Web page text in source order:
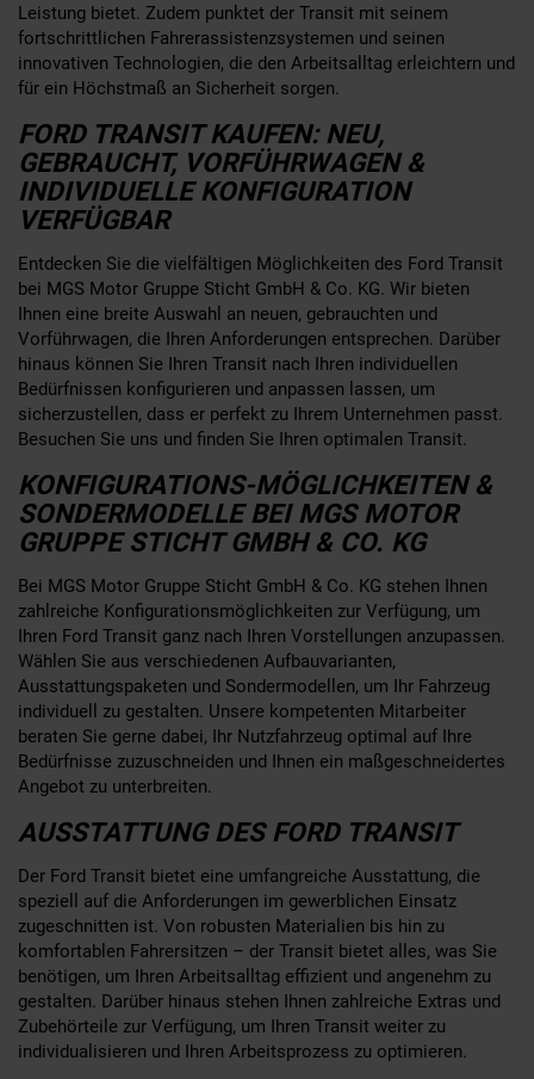
Leistung bietet. Zudem punktet der Transit mit seinem
fortschrittlichen Fahrerassistenzsystemen und seinen
innovativen Technologien, die den Arbeitsalltag erleichtern und
für ein Höchstmaß an Sicherheit sorgen.
FORD TRANSIT KAUFEN: NEU,
GEBRAUCHT, VORFÜHRWAGEN &
INDIVIDUELLE KONFIGURATION
VERFÜGBAR
Entdecken Sie die vielfältigen Möglichkeiten des Ford Transit
bei MGS Motor Gruppe Sticht GmbH & Co. KG. Wir bieten
Ihnen eine breite Auswahl an neuen, gebrauchten und
Vorführwagen, die Ihren Anforderungen entsprechen. Darüber
hinaus können Sie Ihren Transit nach Ihren individuellen
Bedürfnissen konfigurieren und anpassen lassen, um
sicherzustellen, dass er perfekt zu Ihrem Unternehmen passt.
Besuchen Sie uns und finden Sie Ihren optimalen Transit.
KONFIGURATIONS-MÖGLICHKEITEN &
SONDERMODELLE BEI MGS MOTOR
GRUPPE STICHT GMBH & CO. KG
Bei MGS Motor Gruppe Sticht GmbH & Co. KG stehen Ihnen
zahlreiche Konfigurationsmöglichkeiten zur Verfügung, um
Ihren Ford Transit ganz nach Ihren Vorstellungen anzupassen.
Wählen Sie aus verschiedenen Aufbauvarianten,
Ausstattungspaketen und Sondermodellen, um Ihr Fahrzeug
individuell zu gestalten. Unsere kompetenten Mitarbeiter
beraten Sie gerne dabei, Ihr Nutzfahrzeug optimal auf Ihre
Bedürfnisse zuzuschneiden und Ihnen ein maßgeschneidertes
Angebot zu unterbreiten.
AUSSTATTUNG DES FORD TRANSIT
Der Ford Transit bietet eine umfangreiche Ausstattung, die
speziell auf die Anforderungen im gewerblichen Einsatz
zugeschnitten ist. Von robusten Materialien bis hin zu
komfortablen Fahrersitzen – der Transit bietet alles, was Sie
benötigen, um Ihren Arbeitsalltag effizient und angenehm zu
gestalten. Darüber hinaus stehen Ihnen zahlreiche Extras und
Zubehörteile zur Verfügung, um Ihren Transit weiter zu
individualisieren und Ihren Arbeitsprozess zu optimieren.